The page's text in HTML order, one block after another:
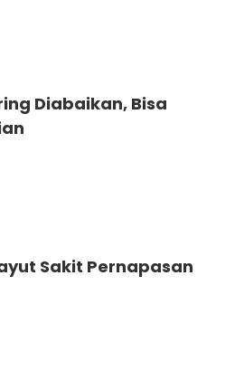
Diabaikan, Bisa
Sakit Pernapasan